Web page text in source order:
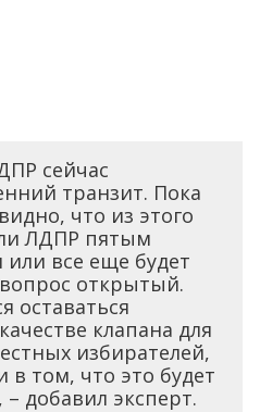
сейчас
транзит. Пока
что из этого
ЛДПР пятым
или все еще будет
открытый.
оставаться
клапана для
избирателей,
в том, что это будет
добавил эксперт.